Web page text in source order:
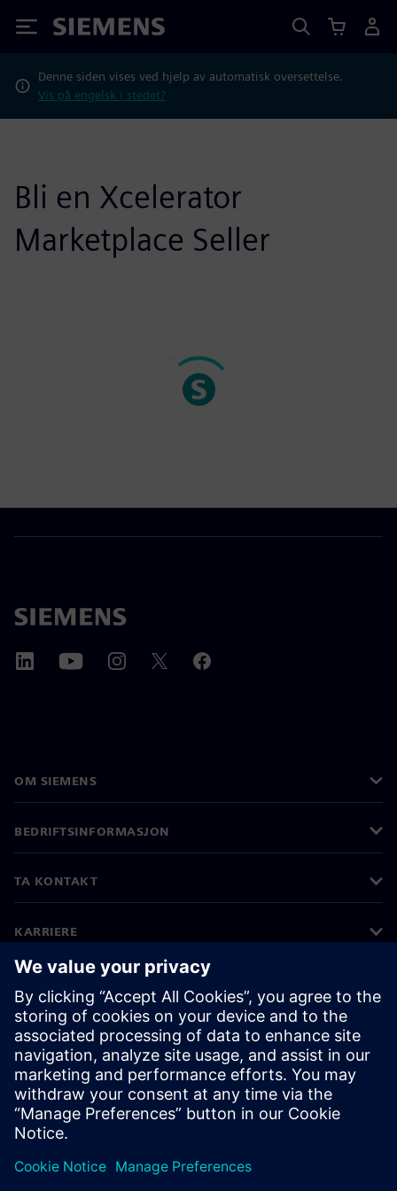
Siemens
Denne siden vises ved hjelp av automatisk oversettelse.
Vis på engelsk i stedet?
Bli en Xcelerator
Marketplace Seller
OM SIEMENS
BEDRIFTSINFORMASJON
TA KONTAKT
KARRIERE
©Siemens 2026
Bedriftsinformasjon
Personvernerklæring
Informasjonskapsler
Vilkår for bruk